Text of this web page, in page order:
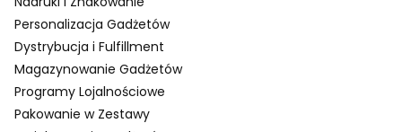
Personalizacja Gadżetów
Dystrybucja i Fulfillment
Magazynowanie Gadżetów
Programy Lojalnościowe
Pakowanie w Zestawy